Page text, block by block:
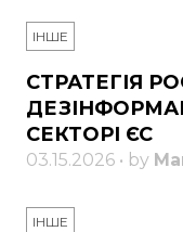
ІНШЕ
СТРАТЕГІЯ
СЕКТОРІ ЄС
03.15.2026 • by
ІНШЕ